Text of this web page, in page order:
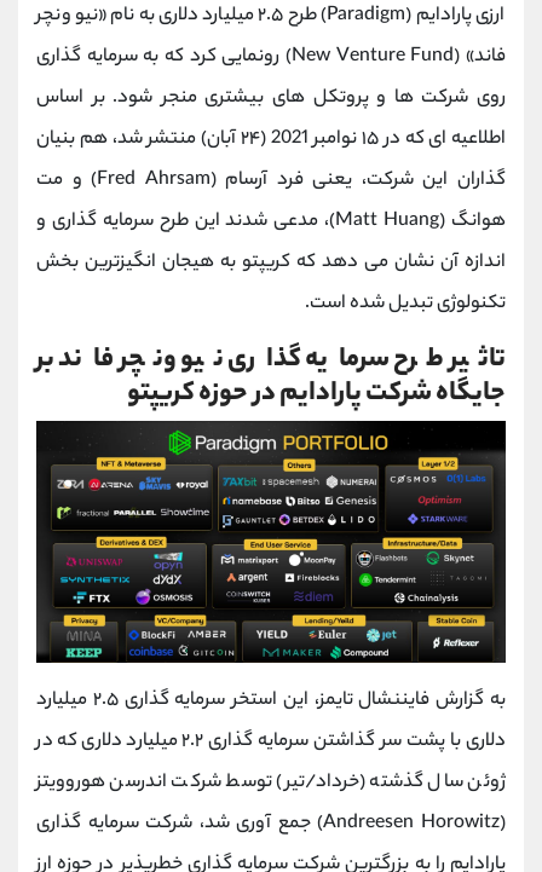
ارزی پارادایم (Paradigm) طرح ۲.۵ میلیارد دلاری به نام «نیو ونچر
فاند» (New Venture Fund) رونمایی کرد که به سرمایه گذاری
روی شرکت‌ ها و پروتکل‌ های بیشتری منجر شود. بر اساس
اطلاعیه‌ ای که در ۱۵ نوامبر 2021 (۲۴ آبان) منتشر شد، هم‌ بنیان
گذاران این شرکت، یعنی فرد آرسام (Fred Ahrsam) و مت
هوانگ (Matt Huang)، مدعی شدند این طرح سرمایه گذاری و
اندازه آن نشان می‌ دهد که کریپتو به هیجان انگیزترین بخش
تکنولوژی تبدیل شده است.
تاثیر طرح سرمایه گذاری نیو ونچر فاند بر
جایگاه شرکت پارادایم در حوزه کریپتو
به گزارش فایننشال تایمز، این استخر سرمایه گذاری ۲.۵ میلیارد
دلاری با پشت سر گذاشتن سرمایه گذاری ۲.۲ میلیارد دلاری که در
ژوئن سال گذشته (خرداد/تیر) توسط شرکت اندرسن هوروویتز
(Andreesen Horowitz) جمع آوری شد، شرکت سرمایه گذاری
پارادایم را به بزرگترین شرکت سرمایه گذاری خطرپذیر در حوزه ارز